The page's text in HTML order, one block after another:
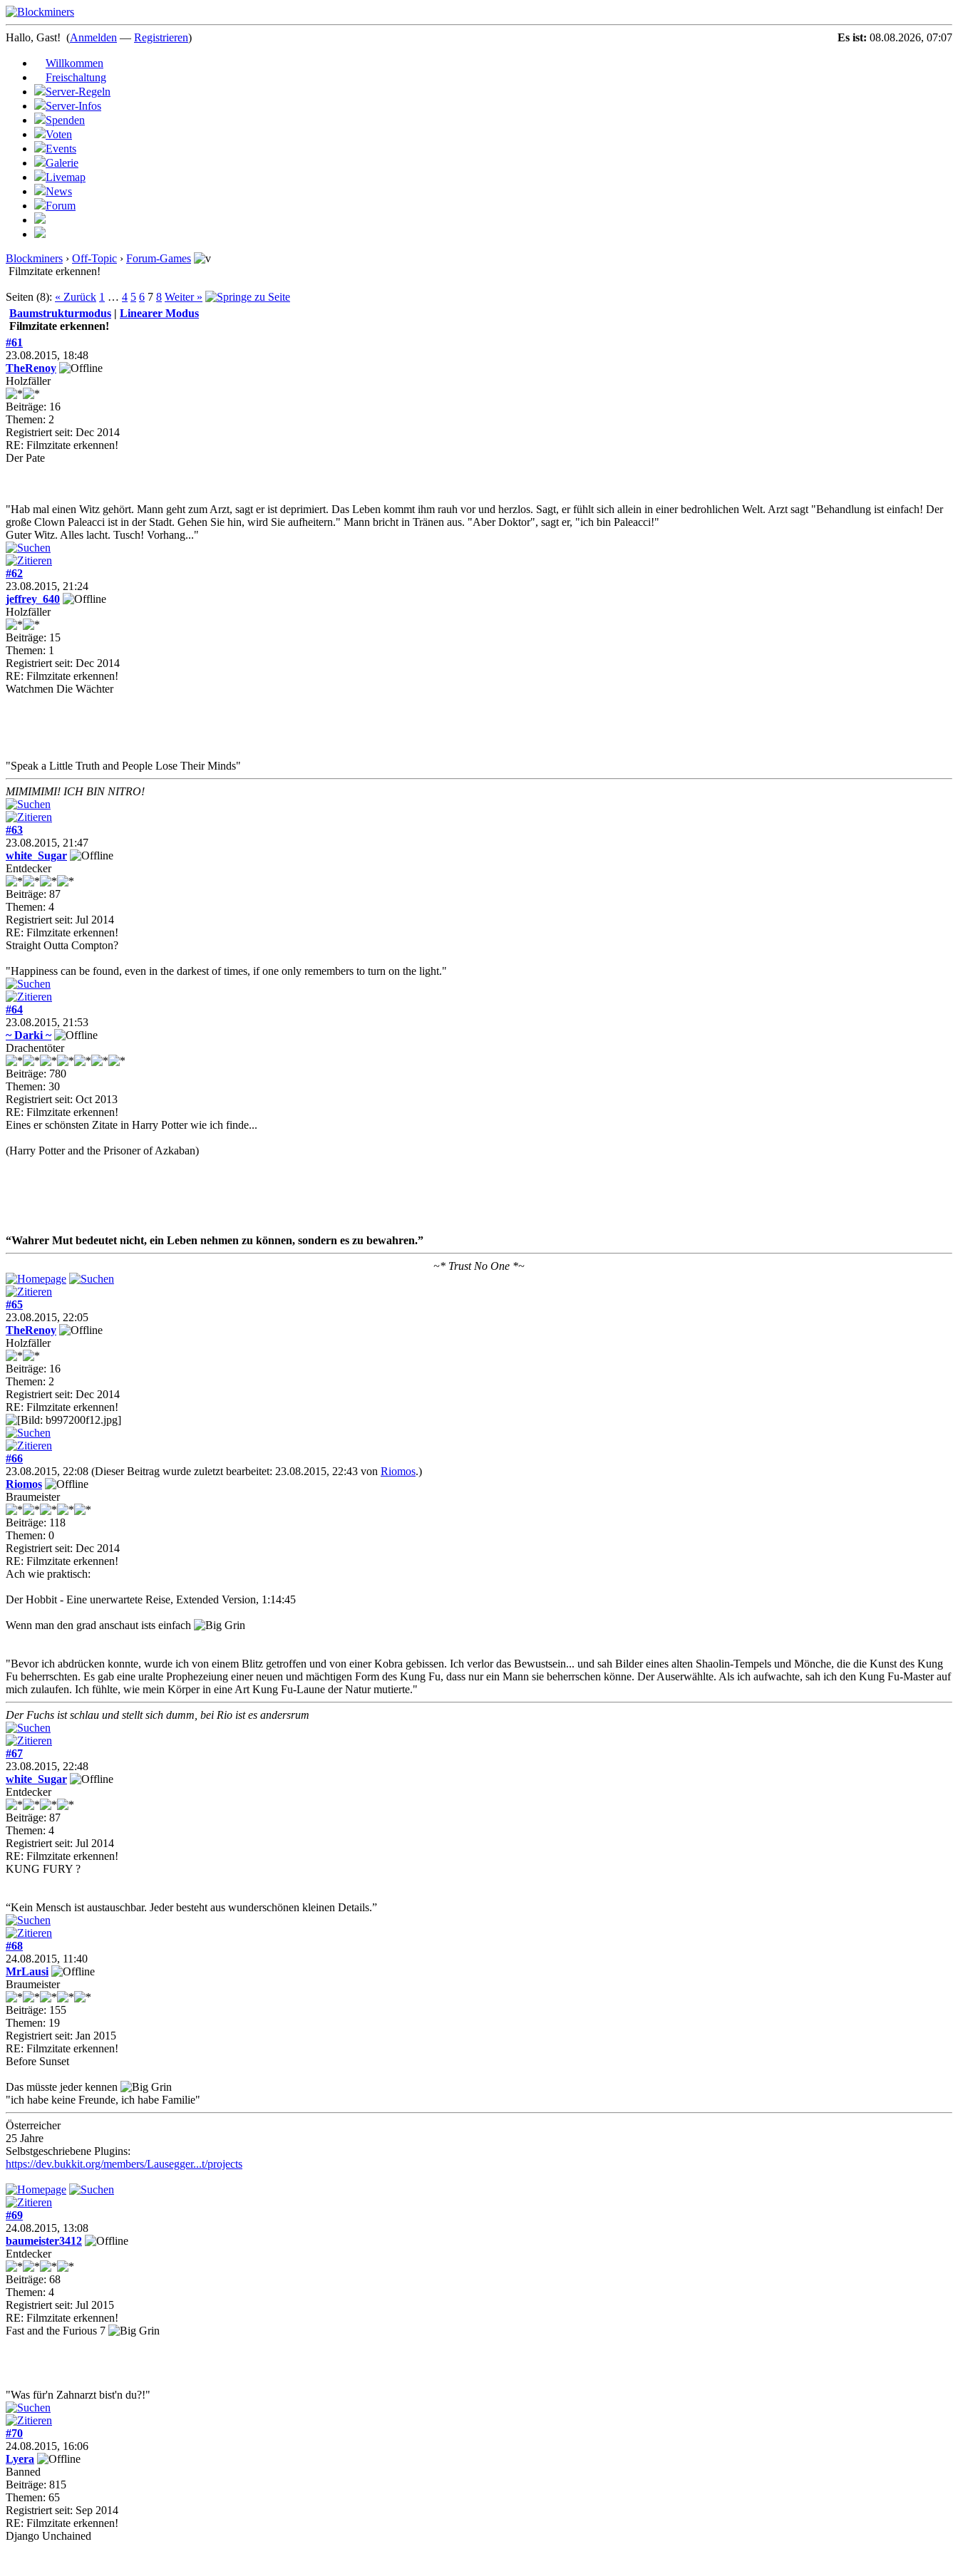
Hallo, Gast! (Anmelden — Registrieren) Es ist: 08.08.2026, 07:07
Willkommen
Freischaltung
Server-Regeln
Server-Infos
Spenden
Voten
Events
Galerie
Livemap
News
Forum
Blockminers › Off-Topic › Forum-Games
Filmzitate erkennen!
Seiten (8): « Zurück 1 … 4 5 6 7 8 Weiter »
Baumstrukturmodus | Linearer Modus
Filmzitate erkennen!
#61
23.08.2015, 18:48
TheRenoy
Holzfäller
Beiträge: 16
Themen: 2
Registriert seit: Dec 2014
RE: Filmzitate erkennen!
Der Pate
"Hab mal einen Witz gehört. Mann geht zum Arzt, sagt er ist deprimiert. Das Leben kommt ihm rauh vor und herzlos. Sagt, er fühlt sich allein in einer bedrohlichen Welt. Arzt sagt "Behandlung ist einfach! Der
große Clown Paleacci ist in der Stadt. Gehen Sie hin, wird Sie aufheitern." Mann bricht in Tränen aus. "Aber Doktor", sagt er, "ich bin Paleacci!"
Guter Witz. Alles lacht. Tusch! Vorhang..."
#62
23.08.2015, 21:24
jeffrey_640
Holzfäller
Beiträge: 15
Themen: 1
Registriert seit: Dec 2014
RE: Filmzitate erkennen!
Watchmen Die Wächter
"Speak a Little Truth and People Lose Their Minds"
MIMIMIMI! ICH BIN NITRO!
#63
23.08.2015, 21:47
white_Sugar
Entdecker
Beiträge: 87
Themen: 4
Registriert seit: Jul 2014
RE: Filmzitate erkennen!
Straight Outta Compton?
"Happiness can be found, even in the darkest of times, if one only remembers to turn on the light."
#64
23.08.2015, 21:53
~ Darki ~
Drachentöter
Beiträge: 780
Themen: 30
Registriert seit: Oct 2013
RE: Filmzitate erkennen!
Eines er schönsten Zitate in Harry Potter wie ich finde...
(Harry Potter and the Prisoner of Azkaban)
“Wahrer Mut bedeutet nicht, ein Leben nehmen zu können, sondern es zu bewahren.”
~* Trust No One *~
#65
23.08.2015, 22:05
TheRenoy
Holzfäller
Beiträge: 16
Themen: 2
Registriert seit: Dec 2014
RE: Filmzitate erkennen!
#66
23.08.2015, 22:08 (Dieser Beitrag wurde zuletzt bearbeitet: 23.08.2015, 22:43 von Riomos.)
Riomos
Braumeister
Beiträge: 118
Themen: 0
Registriert seit: Dec 2014
RE: Filmzitate erkennen!
Ach wie praktisch:
Der Hobbit - Eine unerwartete Reise, Extended Version, 1:14:45
Wenn man den grad anschaut ists einfach
"Bevor ich abdrücken konnte, wurde ich von einem Blitz getroffen und von einer Kobra gebissen. Ich verlor das Bewustsein... und sah Bilder eines alten Shaolin-Tempels und Mönche, die die Kunst des Kung
Fu beherrschten. Es gab eine uralte Prophezeiung einer neuen und mächtigen Form des Kung Fu, dass nur ein Mann sie beherrschen könne. Der Auserwählte. Als ich aufwachte, sah ich den Kung Fu-Master auf
mich zulaufen. Ich fühlte, wie mein Körper in eine Art Kung Fu-Laune der Natur mutierte."
Der Fuchs ist schlau und stellt sich dumm, bei Rio ist es andersrum
#67
23.08.2015, 22:48
white_Sugar
Entdecker
Beiträge: 87
Themen: 4
Registriert seit: Jul 2014
RE: Filmzitate erkennen!
KUNG FURY ?
“Kein Mensch ist austauschbar. Jeder besteht aus wunderschönen kleinen Details.”
#68
24.08.2015, 11:40
MrLausi
Braumeister
Beiträge: 155
Themen: 19
Registriert seit: Jan 2015
RE: Filmzitate erkennen!
Before Sunset
Das müsste jeder kennen
"ich habe keine Freunde, ich habe Familie"
Österreicher
25 Jahre
Selbstgeschriebene Plugins:
https://dev.bukkit.org/members/Lausegger...t/projects
#69
24.08.2015, 13:08
baumeister3412
Entdecker
Beiträge: 68
Themen: 4
Registriert seit: Jul 2015
RE: Filmzitate erkennen!
Fast and the Furious 7
"Was für'n Zahnarzt bist'n du?!"
#70
24.08.2015, 16:06
Lyera
Banned
Beiträge: 815
Themen: 65
Registriert seit: Sep 2014
RE: Filmzitate erkennen!
Django Unchained